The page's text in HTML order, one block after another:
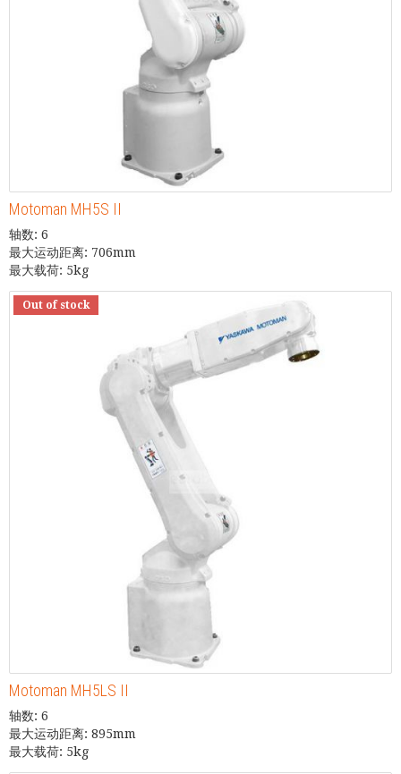
Motoman MH5S II
轴数: 6
最大运动距离: 706mm
最大载荷: 5kg
Out of stock
Motoman MH5LS II
轴数: 6
最大运动距离: 895mm
最大载荷: 5kg